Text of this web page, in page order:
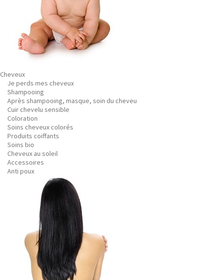
Cheveux
Je perds mes cheveux
Shampooing
Après shampooing, masque, soin du cheveu
Cuir chevelu sensible
Coloration
Soins cheveux colorés
Produits coiffants
Soins bio
Cheveux au soleil
Accessoires
Anti poux